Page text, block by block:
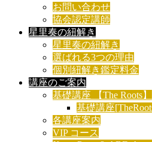
お問い合わせ
協会認定講師
星里奏の紐解き
星里奏の紐解き
選ばれる3つの理由
個別紐解き鑑定料金
講座のご案内
基礎講座 【The Roots】
基礎講座
各講座案内
VIP コース